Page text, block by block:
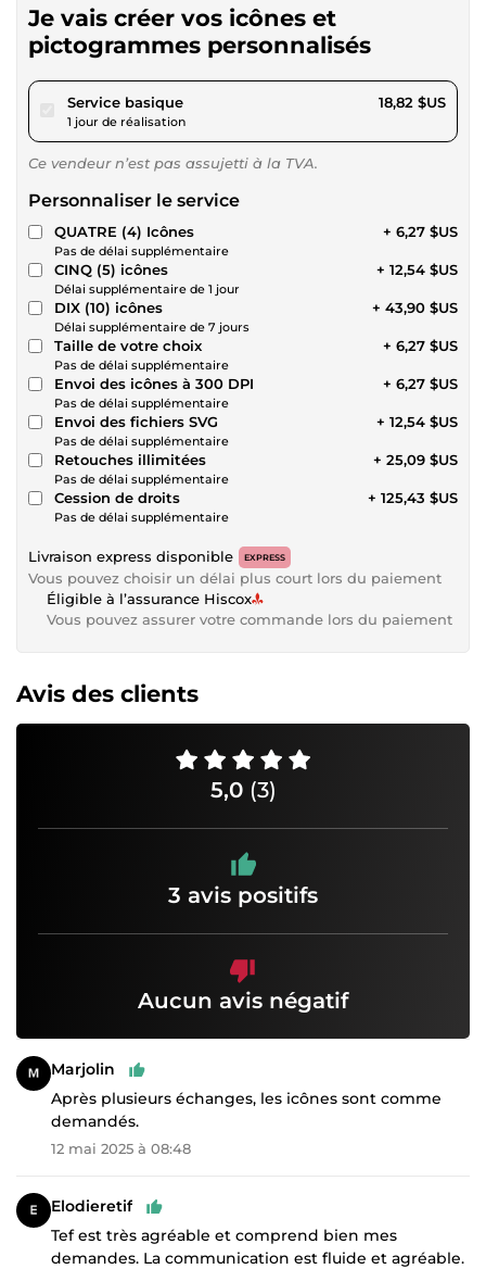
Je vais créer vos icônes et
pictogrammes personnalisés
Service basiquepour 17,34 $US
1 jour de réalisation
18,82 $US
Ce vendeur n’est pas assujetti à la TVA.
Personnaliser le service
QUATRE (4) Icônes
Pas de délai supplémentaire
+ 6,27 $US
CINQ (5) icônes
Délai supplémentaire de 1 jour
+ 12,54 $US
DIX (10) icônes
Délai supplémentaire de 7 jours
+ 43,90 $US
Taille de votre choix
Pas de délai supplémentaire
+ 6,27 $US
Envoi des icônes à 300 DPI
Pas de délai supplémentaire
+ 6,27 $US
Envoi des fichiers SVG
Pas de délai supplémentaire
+ 12,54 $US
Retouches illimitées
Pas de délai supplémentaire
+ 25,09 $US
Cession de droits
Pas de délai supplémentaire
+ 125,43 $US
Livraison express disponible EXPRESS
Vous pouvez choisir un délai plus court lors du paiement
Éligible à l’assurance Hiscox
Vous pouvez assurer votre commande lors du paiement
Avis des clients
5,0 (3)
3 avis positifs
Aucun avis négatif
Marjolin
Après plusieurs échanges, les icônes sont comme
demandés.
12 mai 2025 à 08:48
Elodieretif
Tef est très agréable et comprend bien mes
demandes. La communication est fluide et agréable.